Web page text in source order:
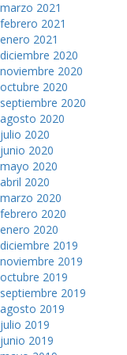
marzo 2021
febrero 2021
enero 2021
diciembre 2020
noviembre 2020
octubre 2020
septiembre 2020
agosto 2020
julio 2020
junio 2020
mayo 2020
abril 2020
marzo 2020
febrero 2020
enero 2020
diciembre 2019
noviembre 2019
octubre 2019
septiembre 2019
agosto 2019
julio 2019
junio 2019